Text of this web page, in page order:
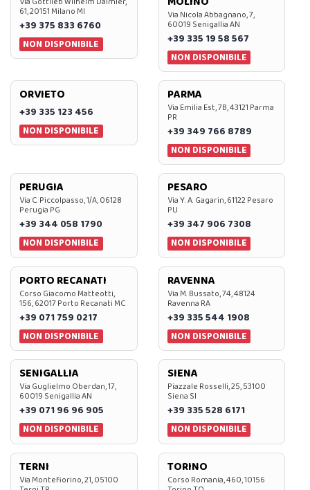
61, 20151 Milano MI
+39 375 833 6760
NON DISPONIBILE
Via Nicola Abbagnano, 7,
60019 Senigallia AN
+39 335 19 58 567
NON DISPONIBILE
ORVIETO
+39 335 123 456
NON DISPONIBILE
PARMA
Via Emilia Est, 7B, 43121 Parma
PR
+39 349 766 8789
NON DISPONIBILE
PERUGIA
Via C. Piccolpasso, 1/A, 06128
Perugia PG
+39 344 058 1790
NON DISPONIBILE
PESARO
Via Y. A. Gagarin, 61122 Pesaro
PU
+39 347 906 7308
NON DISPONIBILE
PORTO RECANATI
Corso Giacomo Matteotti,
156, 62017 Porto Recanati MC
+39 071 759 0217
NON DISPONIBILE
RAVENNA
Via M. Bussato, 74, 48124
Ravenna RA
+39 335 544 1908
NON DISPONIBILE
SENIGALLIA
Via Guglielmo Oberdan, 17,
60019 Senigallia AN
+39 071 96 96 905
NON DISPONIBILE
SIENA
Piazzale Rosselli, 25, 53100
Siena SI
+39 335 528 6171
NON DISPONIBILE
TERNI
Via Montefiorino, 21, 05100
TORINO
Corso Romania, 460, 10156